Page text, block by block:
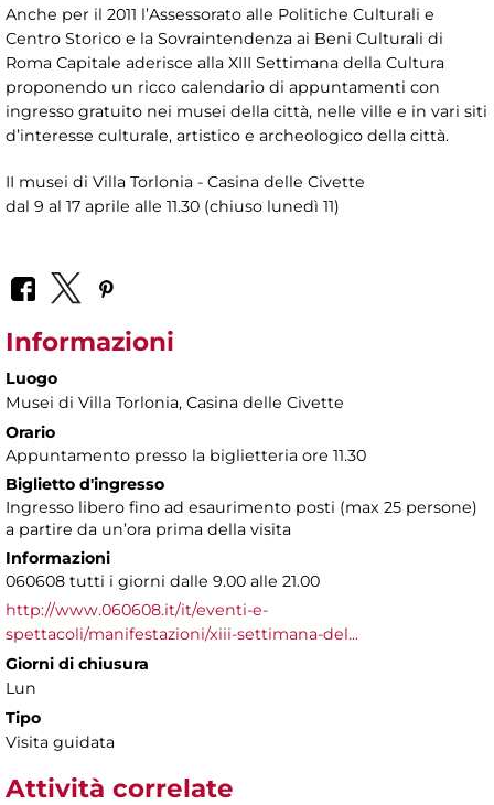
Anche per il 2011 l’Assessorato alle Politiche Culturali e
Centro Storico e la Sovraintendenza ai Beni Culturali di
Roma Capitale aderisce alla XIII Settimana della Cultura
proponendo un ricco calendario di appuntamenti con
ingresso gratuito nei musei della città, nelle ville e in vari siti
d’interesse culturale, artistico e archeologico della città.
II musei di Villa Torlonia - Casina delle Civette
dal 9 al 17 aprile alle 11.30 (chiuso lunedì 11)
Informazioni
Luogo
Musei di Villa Torlonia, Casina delle Civette
Orario
Appuntamento presso la biglietteria ore 11.30
Biglietto d'ingresso
Ingresso libero fino ad esaurimento posti (max 25 persone)
a partire da un’ora prima della visita
Informazioni
060608 tutti i giorni dalle 9.00 alle 21.00
http://www.060608.it/it/eventi-e-
spettacoli/manifestazioni/xiii-settimana-del...
Giorni di chiusura
Lun
Tipo
Visita guidata
Attività correlate